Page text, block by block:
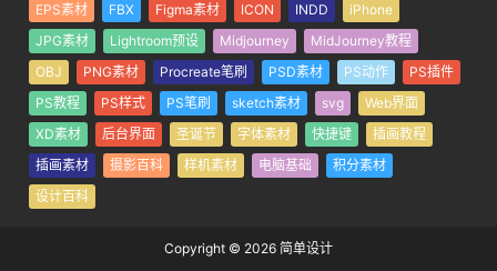
EPS素材
FBX Figma素材 ICON INDD
iPhone
JPG素材
Lightroom预设 Midjourney
MidJourney教程
OBJ
PNG素材 Procreate笔刷 PSD素材 PS动作
PS插件
PS教程
PS样式 PS笔刷 sketch素材 svg
Web界面
XD素材
后台界面 圣诞节 字体素材 快捷键
插画教程
插画素材
摄影百科 样机素材 电脑基础
积分素材
设计百科
Copyright © 2026 简单设计